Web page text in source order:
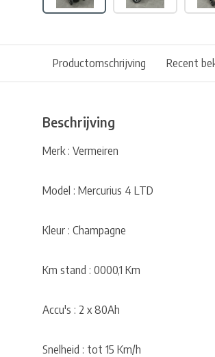
Productomschrijving Recent
Beschrijving
Merk : Vermeiren
Model : Mercurius 4 LTD
Kleur : Champagne
Km stand : 0000,1 Km
Accu's : 2 x 80Ah
Snelheid : tot 15 Km/h